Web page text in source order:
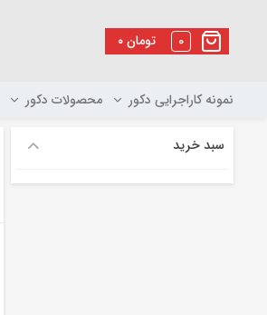
۰تومان 0
نمونه کاراجرایی دکور محصولات دکور
سبد خرید